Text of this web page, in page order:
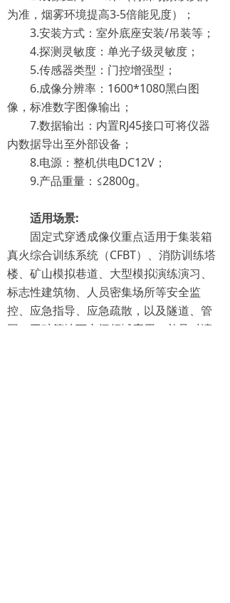
为准，烟雾环境提高3-5倍能见度）；
3.安装方式：室外底座安装/吊装等；
4.探测灵敏度：单光子级灵敏度；
5.传感器类型：门控增强型；
6.成像分辨率：1600*1080黑白图
像，标准数字图像输出；
7.数据输出：内置RJ45接口可将仪器
内数据导出至外部设备；
8.电源：整机供电DC12V；
9.产品重量：≤2800g。
适用场景:
固定式穿透成像仪重点适用于集装箱
真火综合训练系统（CFBT）、消防训练塔
楼、矿山模拟巷道、大型模拟演练演习、
标志性建筑物、人员密集场所等安全监
控、应急指导、应急疏散，以及隧道、管
网、工矿等地下空间领域应用，并且对演